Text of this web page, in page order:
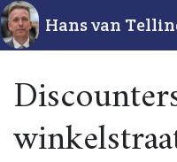
Hans van